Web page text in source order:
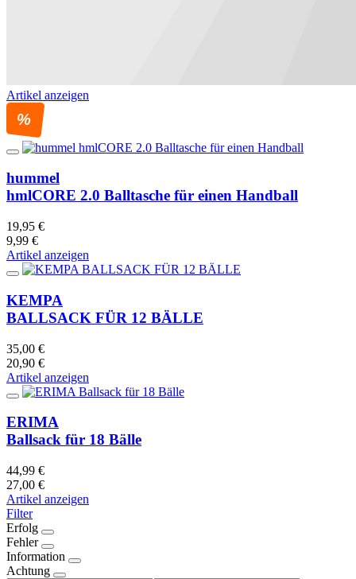
Artikel anzeigen
%
hummel
hmlCORE 2.0 Balltasche für einen Handball
19,95 €
9,99 €
Artikel anzeigen
KEMPA
BALLSACK FÜR 12 BÄLLE
35,00 €
20,90 €
Artikel anzeigen
ERIMA
Ballsack für 18 Bälle
44,99 €
27,00 €
Artikel anzeigen
Filter
Erfolg
Fehler
Information
Achtung